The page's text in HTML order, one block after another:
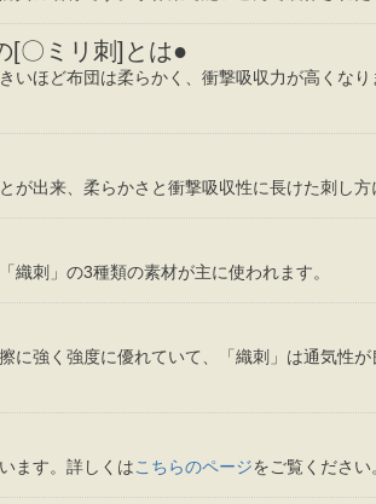
[〇ミリ刺]とは●
いほど布団は柔らかく、衝撃吸収力が高くな
出来、柔らかさと衝撃吸収性に長けた刺し方
刺」の3種類の素材が主に使われます。
に強く強度に優れていて、「織刺」は通気性
ます。詳しくはこちらのページをご覧ください